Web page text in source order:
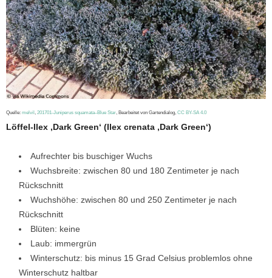
Quelle: melvil 201701-Juniperus squamata–Blue Star , Bearbeitet von Gartendialog, CC BY-SA 4.0
Löffel-Ilex ‚Dark Green‘ (Ilex crenata ‚Dark Green‘)
Aufrechter bis buschiger Wuchs
Wuchsbreite: zwischen 80 und 180 Zentimeter je nach
Rückschnitt
Wuchshöhe: zwischen 80 und 250 Zentimeter je nach
Rückschnitt
Blüten: keine
Laub: immergrün
Winterschutz: bis minus 15 Grad Celsius problemlos ohne
Winterschutz haltbar